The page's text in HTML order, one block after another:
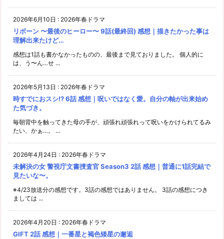
2026年6月10日 : 2026年春ドラマ
リボーン 〜最後のヒーロー〜 9話(最終回) 感想｜描きたかった事は
理解出来たけど…
感想は1話も書かなかったものの、最後まで見ておりました。 個人的に
は、う〜ん…せ ...
2026年5月13日 : 2026年春ドラマ
時すでにおスシ!? 6話 感想｜呪いではなく愛。自分の軸が出来始め
た気づき。
毎朝背中を触ってきた母の手が、頑張れ頑張れって呪いをかけられてるみ
たい、かぁ…。 ...
2026年4月24日 : 2026年春ドラマ
未解決の女 警視庁文書捜査官 Season3 2話 感想｜普通に1話完結で
見たいな〜。
※4/23放送分の感想です。3話の感想ではありません。 3話の感想につき
ましては ...
2026年4月20日 : 2026年春ドラマ
GIFT 2話 感想｜一番星と褐色矮星の邂逅